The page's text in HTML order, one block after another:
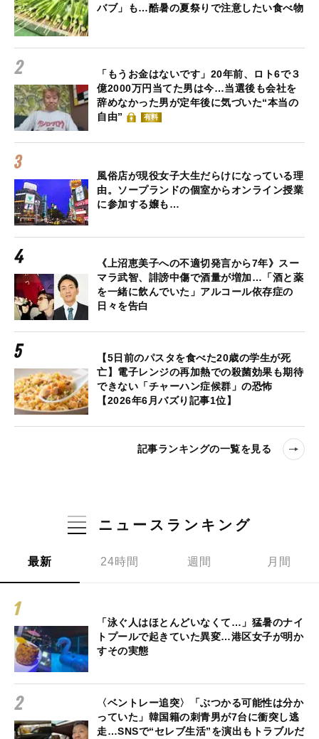
バブ」も…酷暑の夏祭りで注意したい食べ物
「もうお金はないです」20年前、ロト6で３
億2000万円当てた男は今…当選後も会社を
辞めなかった男が定年後に気づいた“本当の
自由”
有料
風俗店が現役女子大生だらけになっている理
由。ソープランドの個室からオンライン授業
に参加する嬢も…
《上沼恵美子への不適切発言から7年》スー
マラ武智、誹謗中傷で酒量が増加…「酒と薬
を一緒に飲んでいた」アルコール依存症の
日々を告白
【5日前のパスタを食べた20歳の学生が死
亡】電子レンジの再加熱での殺菌効果も期待
できない「チャーハン症候群」の恐怖
【2026年6月バズり記事1位】
記事ランキングの一覧を見る
ニュースランキング
最新 24時間 週間 月間
「泳ぐ人はほとんどいなくて…」猛暑のナイ
トプールで起きていた異変…港区女子が明か
すその実態
〈ベントレー追突〉「ぶつかる可能性は分か
っていた」韓国籍の刺青男が7台に衝突し逃
走…SNSで“セレブ生活”を演出もトラブルだ